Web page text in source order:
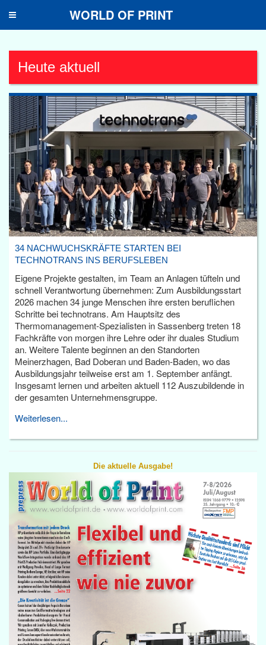
Toggle
WORLD OF PRINT
Heute aktuell
34 NACHWUCHSKRÄFTE STARTEN BEI
TECHNOTRANS INS BERUFSLEBEN
Eigene Projekte gestalten, im Team an Anlagen tüfteln und
schnell Verantwortung übernehmen: Zum Ausbildungsstart
2026 machen 34 junge Menschen ihre ersten beruflichen
Schritte bei technotrans. Am Hauptsitz des
Thermomanagement-Spezialisten in Sassenberg treten 18
Fachkräfte von morgen ihre Lehre oder ihr duales Studium
an. Weitere Talente beginnen an den Standorten
Meinerzhagen, Bad Doberan und Baden-Baden, wo das
Ausbildungsjahr teilweise erst am 1. September anfängt.
Insgesamt lernen und arbeiten aktuell 112 Auszubildende in
der gesamten Unternehmensgruppe.
Weiterlesen...
Die aktuelle Ausgabe!